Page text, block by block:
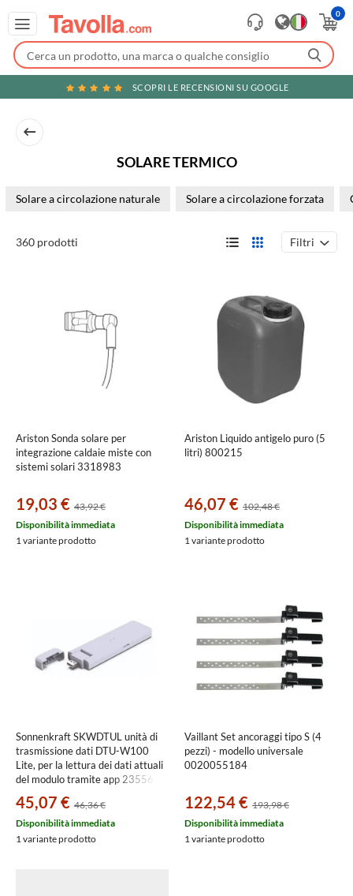
0
SCOPRI LE RECENSIONI SU GOOGLE
SOLARE TERMICO
Solare a circolazione naturale Solare a circolazione forzata
360 prodotti Filtri
Ariston Sonda solare per
integrazione caldaie miste con
sistemi solari 3318983
19,03 € 43,92 €
Disponibilità immediata
1 variante prodotto
Ariston Liquido antigelo puro (5
litri) 800215
46,07 € 102,48 €
Disponibilità immediata
1 variante prodotto
Sonnenkraft SKWDTUL unità di
trasmissione dati DTU-W100
Lite, per la lettura dei dati attuali
del modulo tramite app 23556
45,07 € 46,36 €
Disponibilità immediata
1 variante prodotto
Vaillant Set ancoraggi tipo S (4
pezzi) - modello universale
0020055184
122,54 € 193,98 €
Disponibilità immediata
1 variante prodotto